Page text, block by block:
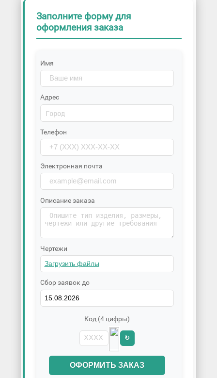
Заполните форму для
оформления заказа
Имя
Адрес
Телефон
Электронная почта
Описание заказа
Чертежи
Сбор заявок до
Код (4 цифры)
↻
ОФОРМИТЬ ЗАКАЗ